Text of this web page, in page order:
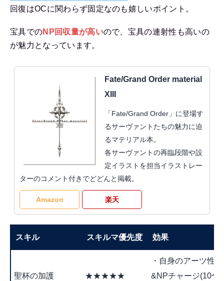
回復はOCに関わらず固定なのも嬉しいポイント。
宝具でのNP回収量が高いので、宝具の連射性も高いの
が魅力となっています。
Fate/Grand Order material
XIII
「Fate/Grand Order」に登場す
るサーヴァントたちの魅力に迫
るマテリアル本。
各サーヴァントの再臨段階や設
定イラストを担当イラストレー
ターのコメント付きでどどんと掲載。
Amazon 楽天
スキル スキルマ優先度 効果
聖杯の加護 ★★★★★
・自身のアーツ性
&NPチャージ(10〜